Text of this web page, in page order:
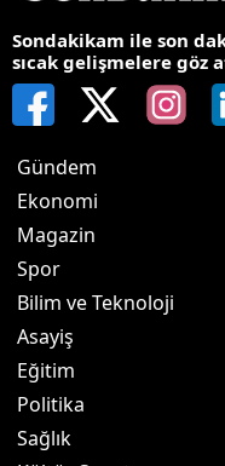
Sondakikam ile son
sıcak gelişmelere göz
Gündem
Ekonomi
Magazin
Spor
Bilim ve Teknoloji
Asayiş
Eğitim
Politika
Sağlık